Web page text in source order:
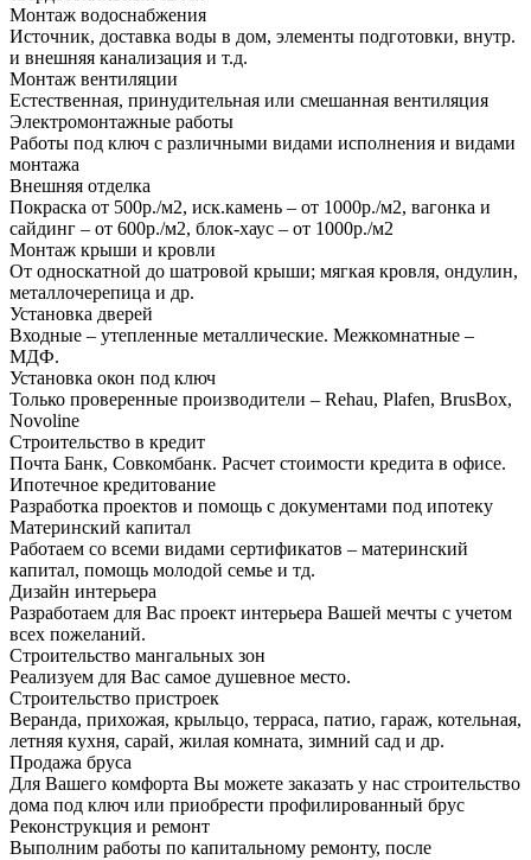
Монтаж водоснабжения
Источник, доставка воды в дом, элементы подготовки, внутр.
и внешняя канализация и т.д.
Монтаж вентиляции
Естественная, принудительная или смешанная вентиляция
Электромонтажные работы
Работы под ключ с различными видами исполнения и видами
монтажа
Внешняя отделка
Покраска от 500р./м2, иск.камень – от 1000р./м2, вагонка и
сайдинг – от 600р./м2, блок-хаус – от 1000р./м2
Монтаж крыши и кровли
От односкатной до шатровой крыши; мягкая кровля, ондулин,
металлочерепица и др.
Установка дверей
Входные – утепленные металлические. Межкомнатные –
МДФ.
Установка окон под ключ
Только проверенные производители – Rehau, Plafen, BrusBox,
Novoline
Строительство в кредит
Почта Банк, Совкомбанк. Расчет стоимости кредита в офисе.
Ипотечное кредитование
Разработка проектов и помощь с документами под ипотеку
Материнский капитал
Работаем со всеми видами сертификатов – материнский
капитал, помощь молодой семье и тд.
Дизайн интерьера
Разработаем для Вас проект интерьера Вашей мечты с учетом
всех пожеланий.
Строительство мангальных зон
Реализуем для Вас самое душевное место.
Строительство пристроек
Веранда, прихожая, крыльцо, терраса, патио, гараж, котельная,
летняя кухня, сарай, жилая комната, зимний сад и др.
Продажа бруса
Для Вашего комфорта Вы можете заказать у нас строительство
дома под ключ или приобрести профилированный брус
Реконструкция и ремонт
Выполним работы по капитальному ремонту, после